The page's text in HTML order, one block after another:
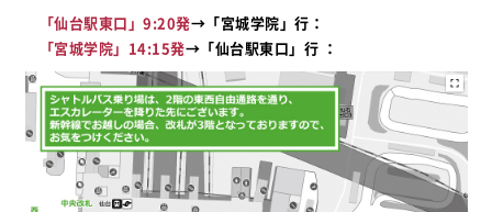
「仙台駅東口」9:20発→「宮城学院」行：
「宮城学院」14:15発→「仙台駅東口」行 ：